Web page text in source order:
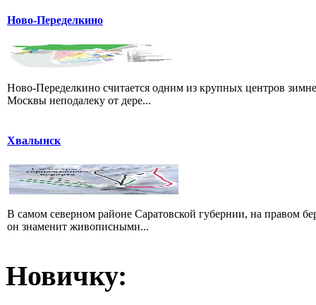
Ново-Переделкино
Ново-Переделкино считается одним из крупных центров
Москвы неподалеку от дере...
Хвалынск
В самом северном районе Саратовской губернии, на правом
он знаменит живописными...
Новичку: